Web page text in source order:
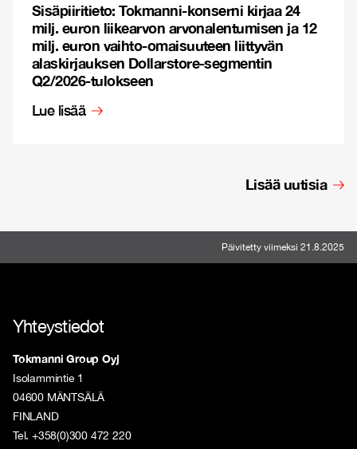
Sisäpiiritieto: Tokmanni-konserni kirjaa 24
milj. euron liikearvon arvonalentumisen ja 12
milj. euron vaihto-omaisuuteen liittyvän
alaskirjauksen Dollarstore-segmentin
Q2/2026-tulokseen
Lue lisää
Lisää uutisia
Päivitetty viimeksi 21.8.2025
Yhteystiedot
Tokmanni Group Oyj
Isolammintie 1
04600 MÄNTSÄLÄ
FINLAND
Tel. +358(0)300 472 220